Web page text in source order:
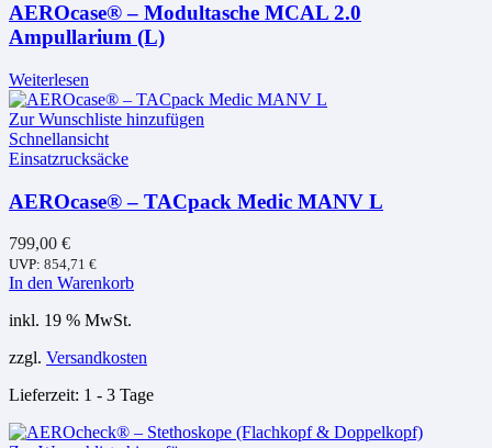
AEROcase® – Modultasche MCAL 2.0
Ampullarium (L)
Weiterlesen
Zur Wunschliste hinzufügen
Schnellansicht
Einsatzrucksäcke
AEROcase® – TACpack Medic MANV L
799,00 €
UVP: 854,71 €
In den Warenkorb
inkl. 19 % MwSt.
zzgl. Versandkosten
Lieferzeit: 1 - 3 Tage